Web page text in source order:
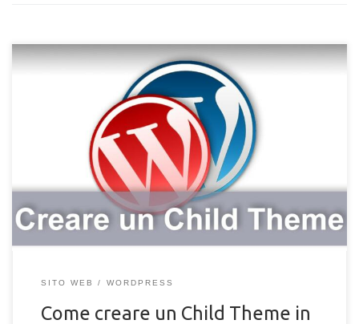
Per chi ha un sito web WordPress, conosce bene il fattore
sicurezza e sa di dover tenere sempre aggiornato il software
alle versioni più recenti, portando vantaggio anche alla propria
SEO. Vale anche per plugin e temi! Tutto questo porterà a una
limitazione delle personalizzazioni del sito web su cui si sta
lavorando, perché ogni aggiornamento fatto annullerà (quasi)
tutte […]
SITO WEB WORDPRESS
Come creare un Child Theme in